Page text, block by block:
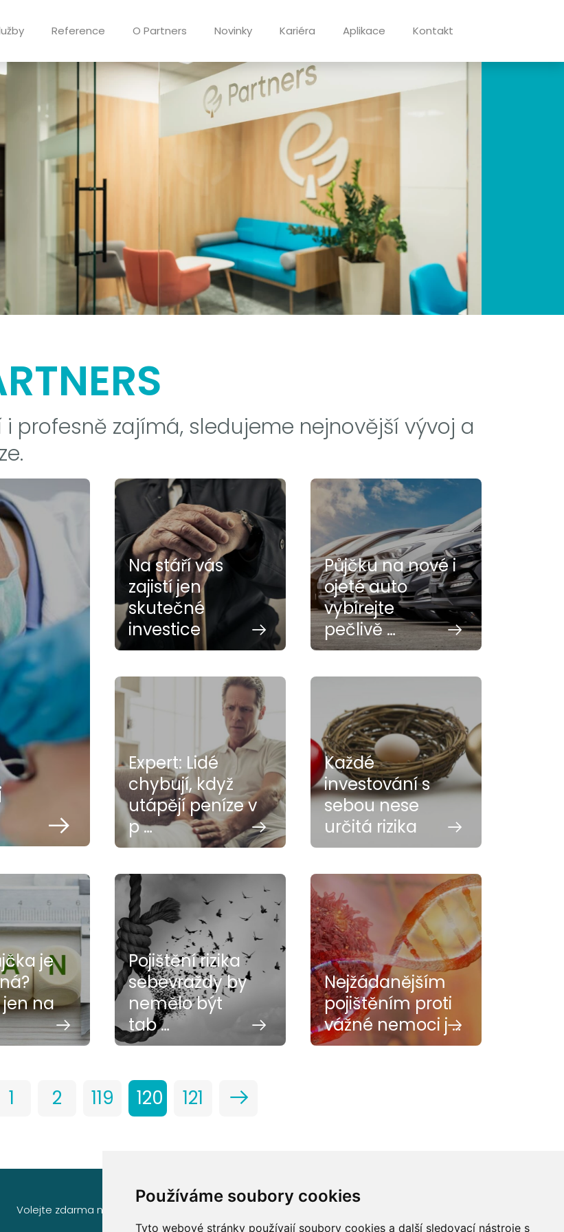
Používáme soubory cookies
Tyto webové stránky používají soubory cookies a další sledovací nástroje s
Reference O Partners Novinky Kariéra Aplikace Kontakt
profesně zajímá, sledujeme nejnovější vývoj a
Na stáří vás
zajistí jen
skutečné
investice
Půjčku na nové i
ojeté auto
vybírejte
pečlivě …
Expert: Lidé
chybují, když
utápějí peníze v
p …
Každé
investování s
sebou nese
určitá rizika
je
jen na
Pojištění rizika
sebevraždy by
nemělo být
tab …
Nejžádanějším
pojištěním proti
vážné nemoci j …
1 2 119 120 121
Volejte zdarma na